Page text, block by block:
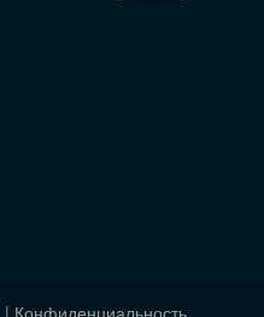
| Конфиденциальность